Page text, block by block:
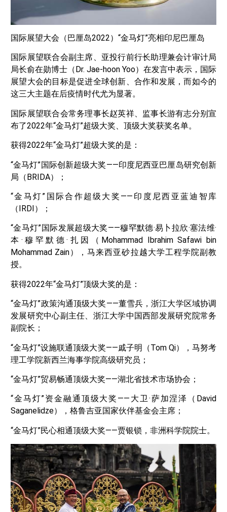
国际展望大会（巴厘岛2022）“金马灯”亮相印尼巴厘岛
国际展望联合会副主席、亚投行前行长助理兼会计审计局
局长俞在勋博士（Dr. Jae-hoon Yoo）在发言中表示，国际
展望大会的目标是促进全球创新、合作和发展，而如今的
这三大主题在后疫情时代尤为显著。
国际展望联合会常务理事长赵英祥、监事长游有志分别宣
布了2022年“金马灯”超级大奖、顶级大奖获奖名单。
获得2022年“金马灯”超级大奖的是：
“金马灯”国际创新超级大奖——印度尼西亚巴厘岛研究创新
局（BRIDA）；
“金马灯”国际合作超级大奖——印度尼西亚蓝迪智库
（IRDI）；
“金马灯”国际发展超级大奖——穆罕默德·易卜拉欣·塞法维·
本·穆罕默德·扎因（Mohammad Ibrahim Safawi bin
Mohammad Zain），马来西亚砂拉越大学工程学院副教
授。
获得2022年“金马灯”顶级大奖的是：
“金马灯”政策沟通顶级大奖——董雪兵，浙江大学区域协调
发展研究中心副主任、浙江大学中国西部发展研究院常务
副院长；
“金马灯”设施联通顶级大奖——戚子明（Tom Qi），马努考
理工学院新西兰海事学院高级研究员；
“金马灯”贸易畅通顶级大奖——湖北省技术市场协会；
“金马灯”资金融通顶级大奖——大卫·萨加涅泽（David
Saganelidze），格鲁吉亚国家伙伴基金会主席；
“金马灯”民心相通顶级大奖——贾银锁，非洲科学院院士。